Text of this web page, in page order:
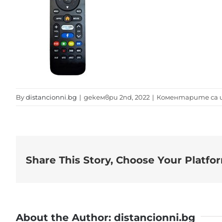
Bydistancionni.bg | декември 2nd, 2022 | Коментарите са
Share This Story, Choose Your
About the Author: distancionni.bg